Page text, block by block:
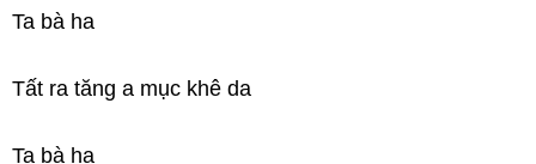
Ta bà ha
Tất ra tăng a mục khê da
Ta bà ha